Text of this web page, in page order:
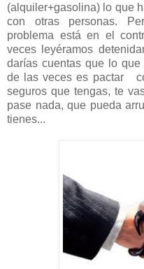
(alquiler+gasolina) lo que
con otras personas.
problema está en el
veces leyéramos
darías cuentas que lo que
de las veces es pactar
seguros que tengas, te
pase nada, que pueda
tienes...